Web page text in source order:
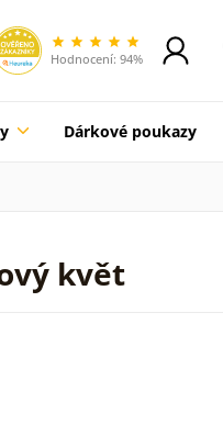
Hodnocení: 94%
Dárkové poukazy
květ